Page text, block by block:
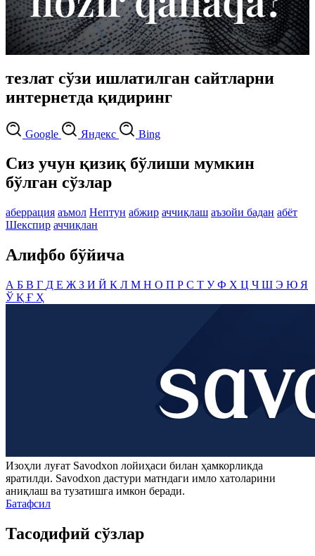
тезлат сўзи ишлатилган сайтларни
интернетда қидиринг
Google Яндекс Bing
Сиз учун қизиқ бўлиши мумкин
бўлган сўзлар
аберрация аъмол Нептун абжир аччиқлаш аъзойи бадан абёт
Шекспир аччиқлан
Алифбо бўйича
А Б В Г Д Е Ж З И Й К Л М Н О П Р С Т УФ Х Ц Ч Ш Э Ю Я
ЎҚ Ғ Ҳ
Изоҳли луғат Savodxon лойиҳаси билан ҳамкорликда
яратилди. Savodxon дастури матндаги имло хатоларини
аниқлаш ва тузатишга имкон беради.
Батафсил
Тасодифий сўзлар